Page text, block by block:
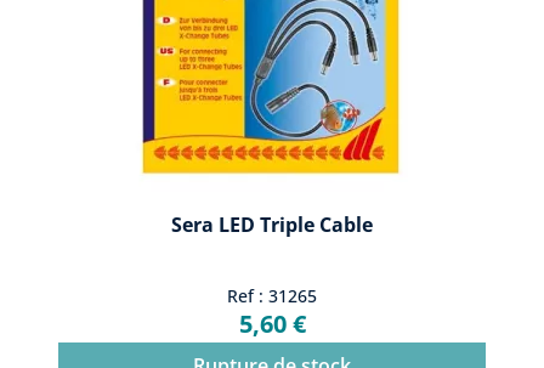
Sera LED Triple Cable
Ref : 31265
5,60 €